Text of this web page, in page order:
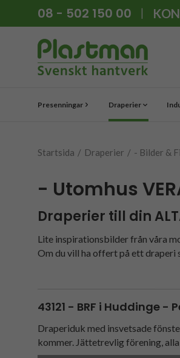
08 - 502 150 00
Presenningar Draperier
Startsida / Draperier / - Bilder &
- Utomhus
Draperier till din
Lite inspirationsbilder från våra
Om du vill ha offert på ett
43121 - BRF i Huddinge -
Draperiduk med insvetsade
kommer. Jättetrevlig förening,